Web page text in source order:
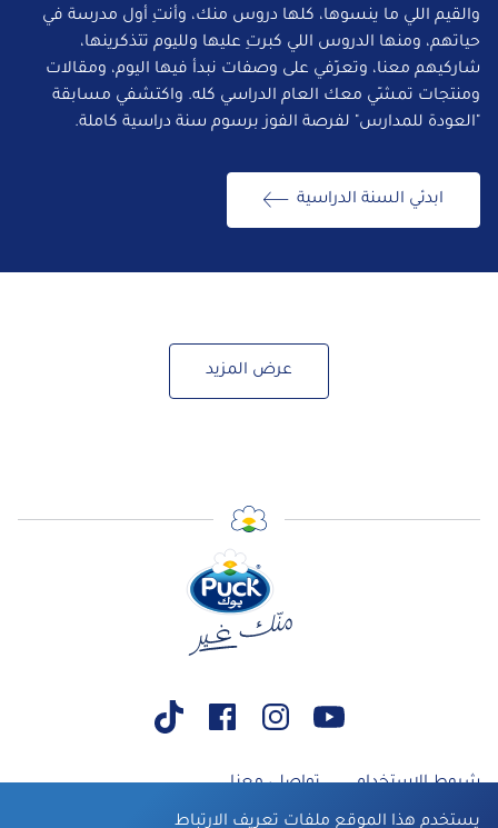
يستخدم هذا الموقع ملفات تعريف الارتباط
والقيم اللي ما ينسوها، كلها دروس منك، وأنتِ أول مدرسة في
حياتهم، ومنها الدروس اللي كبرتِ عليها ولليوم تتذكرينها،
شاركيهم معنا، وتعرّفي على وصفات نبدأ فيها اليوم، ومقالات
ومنتجات تمشّي معك العام الدراسي كله. واكتشفي مسابقة
"العودة للمدارس" لفرصة الفوز برسوم سنة دراسية كاملة.
ابدئي السنة الدراسية
عرض المزيد
شروط الاستخدام تواصلي معنا